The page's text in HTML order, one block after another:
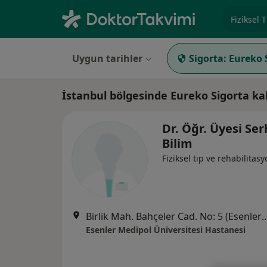
Uygun tarihler Sigorta: Eureko
İstanbul bölgesinde Eureko Sigorta
Dr. Öğr. Üyesi
Bilim
Fiziksel tıp ve
Birlik Mah. Bahçeler Cad. No:
Esenler Medipol Üniversitesi Hastanesi